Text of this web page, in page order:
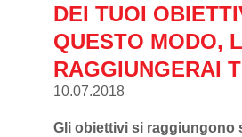
DEI TUOI
QUESTO MODO,
RAGGIUNGERAI
10.07.2018
Gli obiettivi si raggiungono